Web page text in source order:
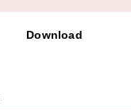
Download